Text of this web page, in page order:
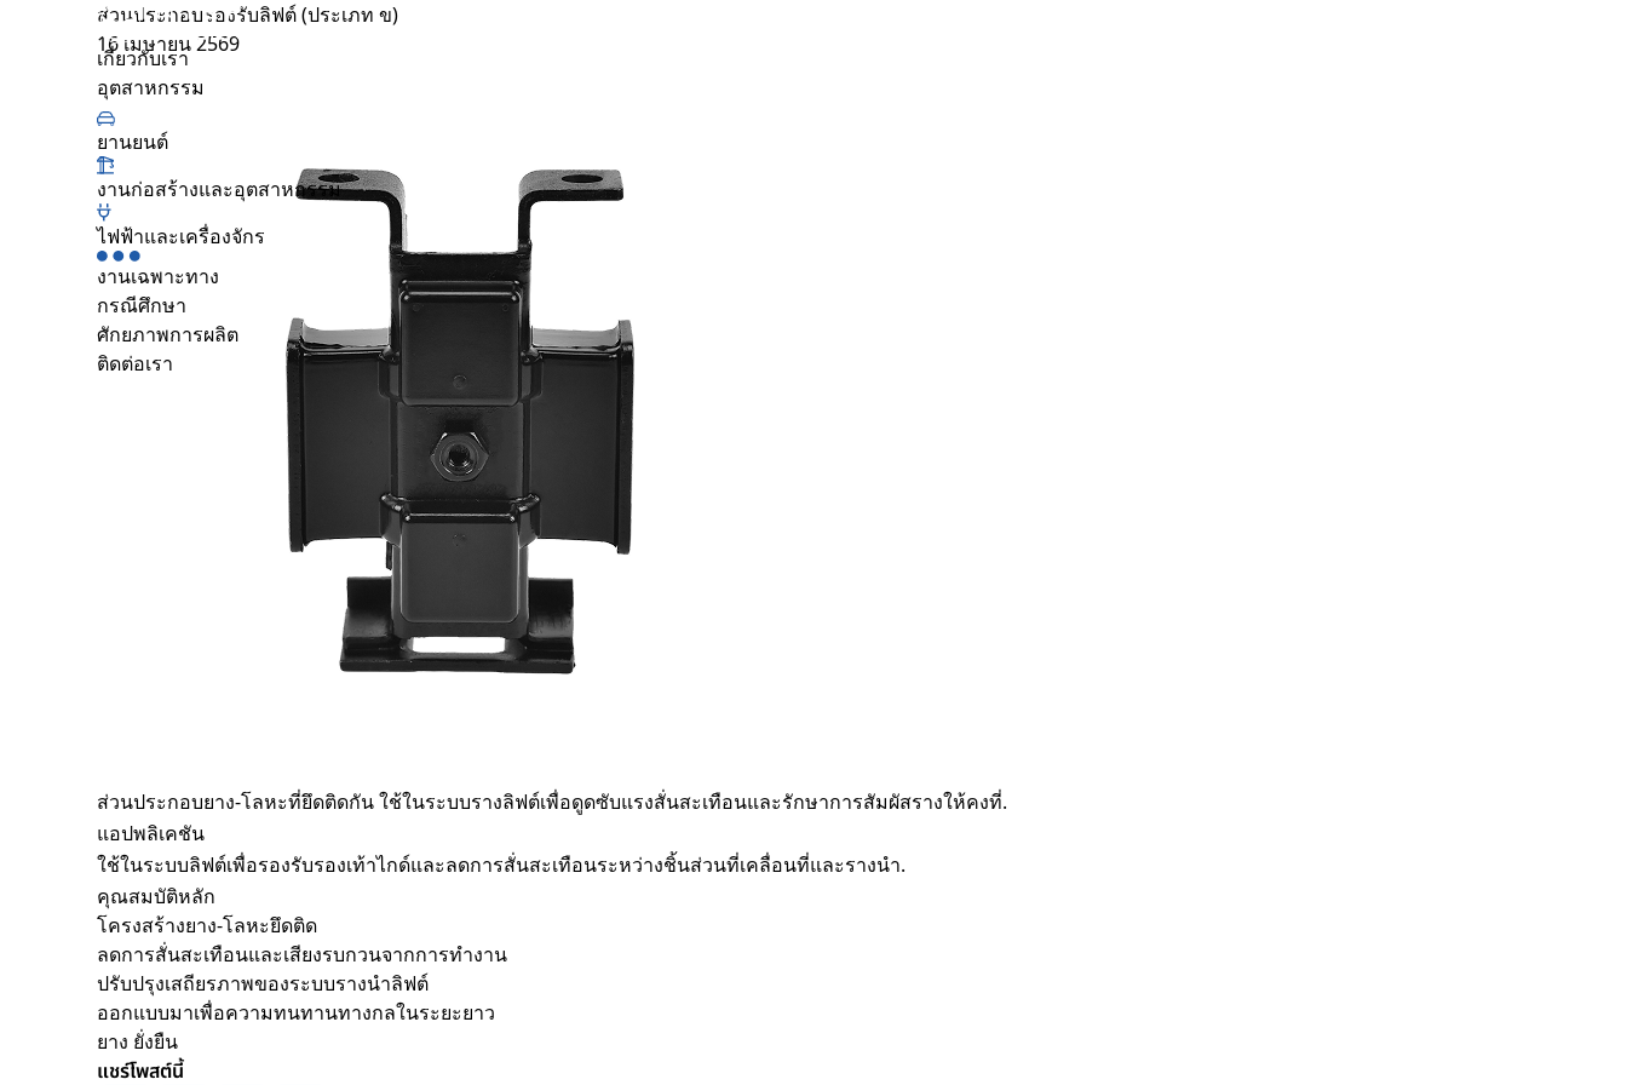
เกี่ยวกับเรา
อุตสาหกรรม
ยานยนต์
งานก่อสร้างและอุตสาหกรรม
ไฟฟ้าและเครื่องจักร
งานเฉพาะทาง
กรณีศึกษา
ศักยภาพการผลิต
ติดต่อเรา
เกี่ยวกับเรา กรณีศึกษา
กรณีศึกษา
ความยั่งยืน
ศูนย์รวมทรัพยากร
คำถามที่พบบ่อย
ร่วมงานกับเรา
ติดต่อเรา
อุตสาหกรรม
ยานยนต์
งานก่อสร้างและอุตสาหกรรม
ไฟฟ้าและเครื่องจักร
งานเฉพาะทาง
ขอใบเสนอราคา
ต้องกรอกฟิลด์ที่มีเครื่องหมาย
ส่วนประกอบรองรับลิฟต์ (ประเภท ข)
16 เมษายน 2569
ส่วนประกอบยาง-โลหะที่ยึดติดกัน ใช้ในระบบรางลิฟต์เพื่อดูดซับแรงสั่นสะเทือนและรักษาการสัมผัสรางให้คงที่.
แอปพลิเคชัน
ใช้ในระบบลิฟต์เพื่อรองรับรองเท้าไกด์และลดการสั่นสะเทือนระหว่างชิ้นส่วนที่เคลื่อนที่และรางนำ.
คุณสมบัติหลัก
โครงสร้างยาง-โลหะยึดติด
ลดการสั่นสะเทือนและเสียงรบกวนจากการทำงาน
ปรับปรุงเสถียรภาพของระบบรางนำลิฟต์
ออกแบบมาเพื่อความทนทานทางกลในระยะยาว
ยาง ยั่งยืน
แชร์โพสต์นี้